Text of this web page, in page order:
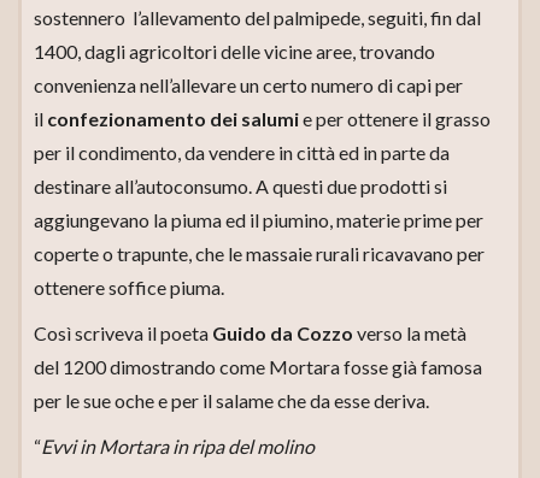
sostennero l’allevamento del palmipede, seguiti, fin dal
1400, dagli agricoltori delle vicine aree, trovando
convenienza nell’allevare un certo numero di capi per
il confezionamento dei salumie per ottenere il grasso
per il condimento, da vendere in città ed in parte da
destinare all’autoconsumo. A questi due prodotti si
aggiungevano la piuma ed il piumino, materie prime per
coperte o trapunte, che le massaie rurali ricavavano per
ottenere soffice piuma.
Così scriveva il poeta Guido da Cozzo verso la metà
del 1200 dimostrando come Mortara fosse già famosa
per le sue oche e per il salame che da esse deriva.
“Evvi in Mortara in ripa del molino